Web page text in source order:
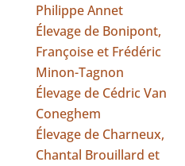
Philippe Annet
Élevage de Bonipont,
Françoise et Frédéric
Minon-Tagnon
Élevage de Cédric Van
Coneghem
Élevage de Charneux,
Chantal Brouillard et